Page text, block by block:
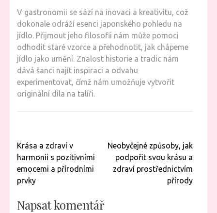
V gastronomii se sází na inovaci a kreativitu, což
dokonale odráží esenci japonského pohledu na
jídlo. Přijmout jeho filosofii nám může pomoci
odhodit staré vzorce a přehodnotit, jak chápeme
jídlo jako umění. Znalost historie a tradic nám
dává šanci najít inspiraci a odvahu
experimentovat, čímž nám umožňuje vytvořit
originální díla na talíři.
Navigace
pro
příspěvek
Krása a zdraví v
harmonii s pozitivními
emocemi a přírodními
prvky
Neobyčejné způsoby, jak
podpořit svou krásu a
zdraví prostřednictvím
přírody
Napsat komentář